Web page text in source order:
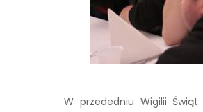
W przededniu Wigilii